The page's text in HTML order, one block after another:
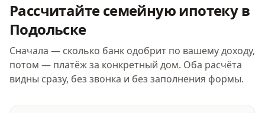
Рассчитайтесемейную ипотеку в
Подольске
Сначала — сколько банк одобрит по вашему доходу,
потом — платёж за конкретный дом. Оба расчёта
видны сразу, без звонка и без заполнения формы.